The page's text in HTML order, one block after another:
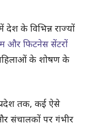
देश के विभिन्न राज्यों
और फिटनेस सेंटरों
के शोषण के
तक, कई ऐसे
संचालकों पर गंभीर